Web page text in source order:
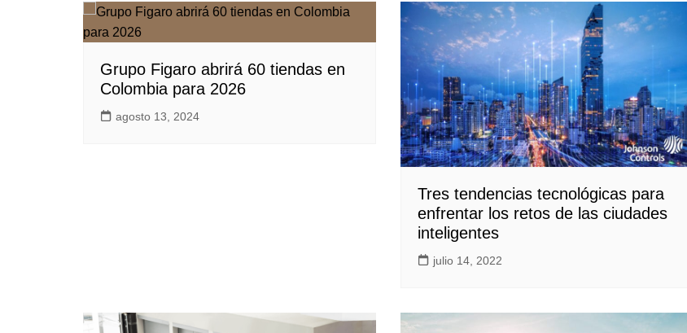
Grupo Figaro abrirá 60 tiendas en
Colombia para 2026
agosto 13, 2024
Tres tendencias tecnológicas para
enfrentar los retos de las ciudades
inteligentes
julio 14, 2022